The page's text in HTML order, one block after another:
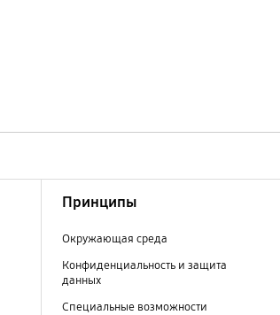
Принципы
Окружающая среда
Конфиденциальность и защита
данных
Специальные возможности